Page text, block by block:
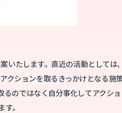
いたします。直近の活動としては
クションを取るきっかけとなる施
のではなく自分事化してアクシ
。